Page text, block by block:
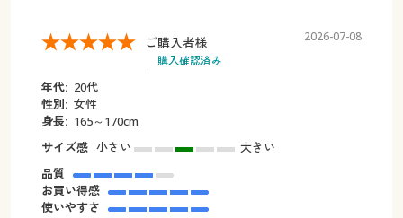
ご購入者様
購入確認済み
2026-07-08
年代: 20代
性別: 女性
身長: 165～170cm
サイズ感 小さい
大きい
品質
お買い得感
使いやすさ